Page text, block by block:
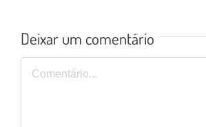
Deixar um comentário
Comentário